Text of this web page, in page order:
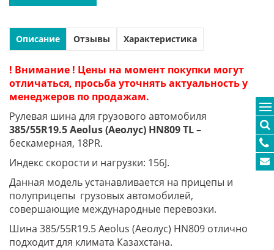
Описание Отзывы Характеристика
! Внимание ! Цены на момент покупки могут
отличаться, просьба уточнять актуальность у
менеджеров по продажам.
Рулевая шина для грузового автомобиля
385/55R19.5 Aeolus (Аеолус) HN809 TL–
бескамерная, 18PR.
Индекс скорости и нагрузки: 156J.
Данная модель устанавливается на прицепы и
полуприцепы грузовых автомобилей,
совершающие международные перевозки.
Шина 385/55R19.5 Aeolus (Аеолус) HN809 отлично
подходит для климата Казахстана.